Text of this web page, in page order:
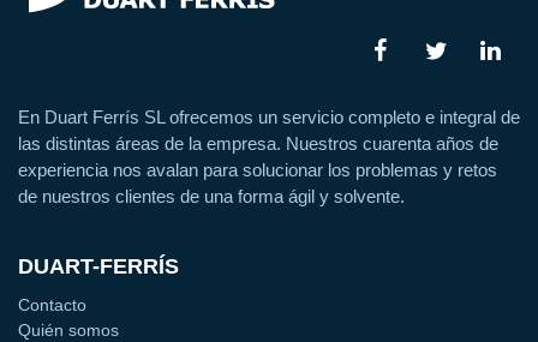
En Duart Ferrís SL ofrecemos un servicio completo e integral de
las distintas áreas de la empresa. Nuestros cuarenta años de
experiencia nos avalan para solucionar los problemas y retos
de nuestros clientes de una forma ágil y solvente.
DUART-FERRÍS
Contacto
Quién somos